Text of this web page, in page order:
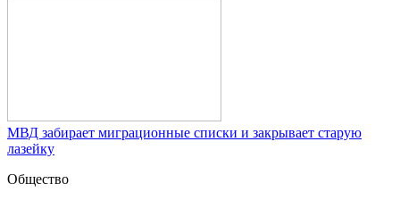
МВД забирает миграционные списки и закрывает старую
лазейку
Общество